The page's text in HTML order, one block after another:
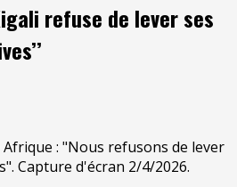
refuse de lever ses
Afrique : "Nous refusons de lever
Capture d'écran 2/4/2026.